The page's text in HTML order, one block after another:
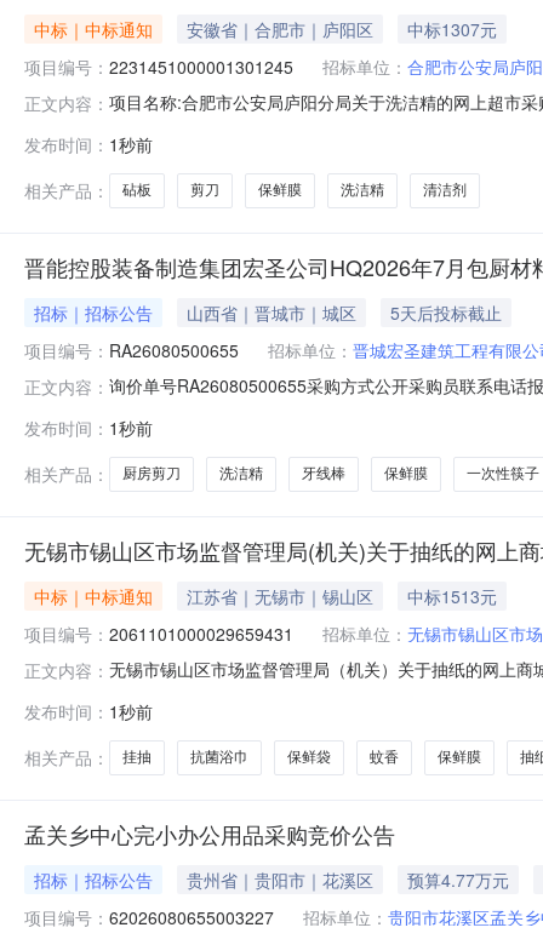
中标｜中标通知 安徽省｜合肥市｜庐阳区
中标1307元
项目编号： 2231451000001301245 招标单位： 合肥市公安局庐
正文内容： 项目名称:合肥市公安局庐阳分局关于洗洁精的网上超市
分局采购单位地址:/三、成交信息交易方式:直接采购成
发布时间： 1秒前
相关产品：
砧板 剪刀 保鲜膜 洗洁精 清洁剂
晋能控股装备制造集团宏圣公司HQ2026年7月包厨
招标｜招标公告 山西省｜晋城市｜城区
5天后投标截止
项目编号： RA26080500655 招标单位： 晋城宏圣建筑工程有限
正文内容： 询价单号RA26080500655采购方式公开采购员联系电话
31RA2605060227814470412土豆插丝器304不锈钢孔
发布时间： 1秒前
相关产品：
厨房剪刀 洗洁精 牙线棒 保鲜膜 一次性筷子
无锡市锡山区市场监督管理局(机关)关于抽纸的网上
中标｜中标通知 江苏省｜无锡市｜锡山区
中标1513元
项目编号： 2061101000029659431 招标单位： 无锡市锡山区市
正文内容： 无锡市锡山区市场监督管理局（机关）关于抽纸的网上
目所在行政区划编码:320205项目所在行政区划名称:江
发布时间： 1秒前
相关产品：
挂抽 抗菌浴巾 保鲜袋 蚊香 保鲜膜 抽
孟关乡中心完小办公用品采购竞价公告
招标｜招标公告 贵州省｜贵阳市｜花溪区
预算4.77万元
项目编号： 62026080655003227 招标单位： 贵阳市花溪区孟关